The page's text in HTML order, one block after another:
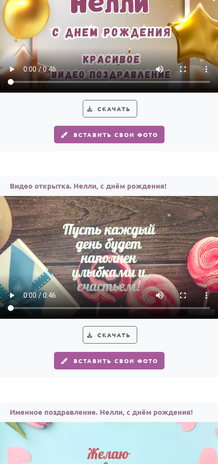
СКАЧАТЬ
ВСТАВИТЬ СВОИ ФОТО
Видео открытка. Нелли, с днём рождения!
СКАЧАТЬ
ВСТАВИТЬ СВОИ ФОТО
Именное поздравление. Нелли, с днём рождения!